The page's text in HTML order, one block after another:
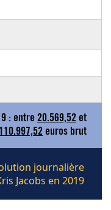
: entre 20.569,52 et
110.997,52 euros brut
journalière
Jacobs en 2019